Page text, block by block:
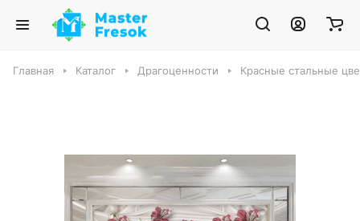
Главная Каталог Драгоценности Красные стальные